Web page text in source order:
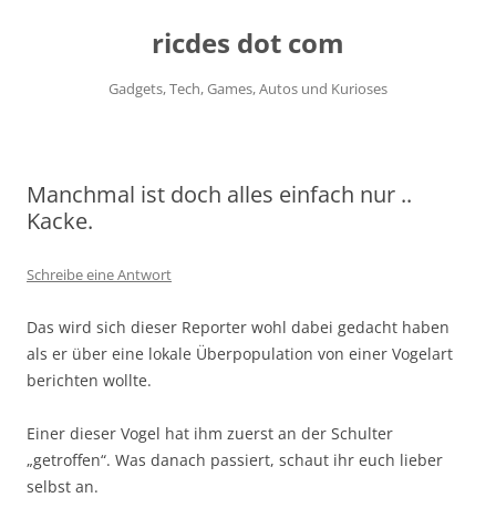
ricdes dot com
Gadgets, Tech, Games, Autos und Kurioses
Manchmal ist doch alles einfach nur ..
Kacke.
Schreibe eine Antwort
Das wird sich dieser Reporter wohl dabei gedacht haben
als er über eine lokale Überpopulation von einer Vogelart
berichten wollte.
Einer dieser Vogel hat ihm zuerst an der Schulter
„getroffen“. Was danach passiert, schaut ihr euch lieber
selbst an.